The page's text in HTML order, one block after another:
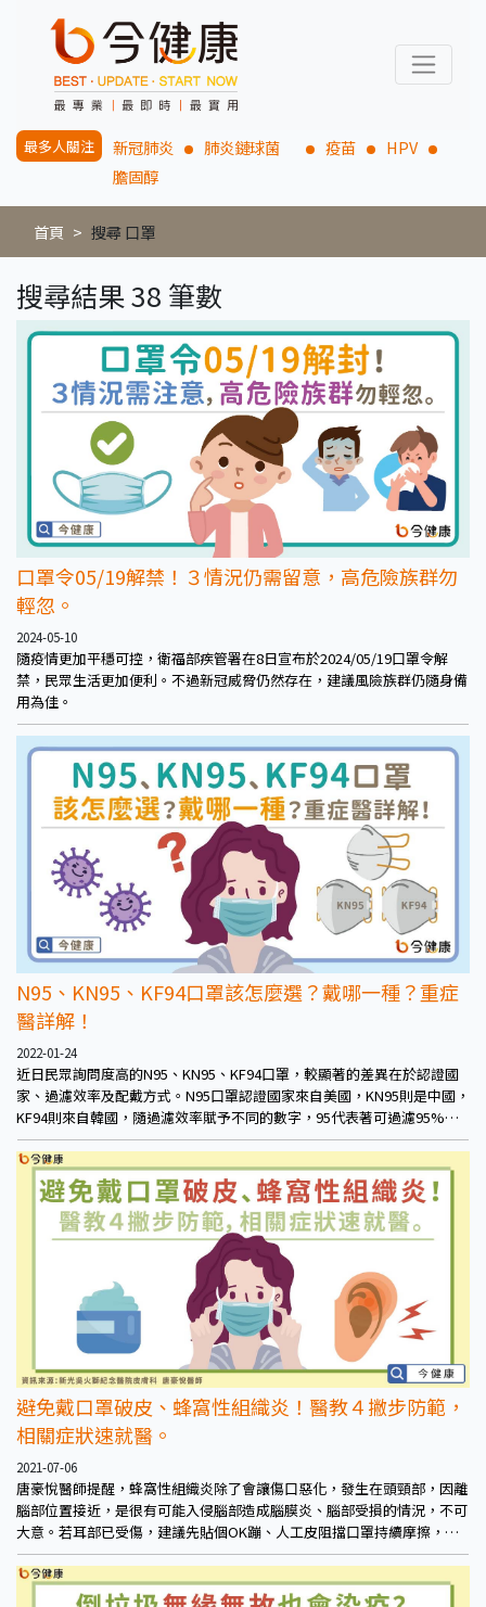
最多人關注 新冠肺炎 肺炎鏈球菌 疫苗
HPV
膽固醇
首頁 搜尋 口罩
搜尋結果 38 筆數
口罩令05/19解禁！３情況仍需留意，高危險族群勿
輕忽。
2024-05-10
隨疫情更加平穩可控，衛福部疾管署在8日宣布於2024/05/19口罩令解
禁，民眾生活更加便利。不過新冠威脅仍然存在，建議風險族群仍隨身備
用為佳。
N95、KN95、KF94口罩該怎麼選？戴哪一種？重症
醫詳解！
2022-01-24
近日民眾詢問度高的N95、KN95、KF94口罩，較顯著的差異在於認證國
家、過濾效率及配戴方式。N95口罩認證國家來自美國，KN95則是中國，
KF94則來自韓國，隨過濾效率賦予不同的數字，95代表著可過濾95%低
於3微米的顆粒，94則代表為94%。
避免戴口罩破皮、蜂窩性組織炎！醫教４撇步防範，
相關症狀速就醫。
2021-07-06
唐豪悅醫師提醒，蜂窩性組織炎除了會讓傷口惡化，發生在頭頸部，因離
腦部位置接近，是很有可能入侵腦部造成腦膜炎、腦部受損的情況，不可
大意。若耳部已受傷，建議先貼個OK蹦、人工皮阻擋口罩持續摩擦，也
讓傷口得已妥善恢復。但人工皮不宜用在感染性化膿性傷口，以免培養致
病細菌。